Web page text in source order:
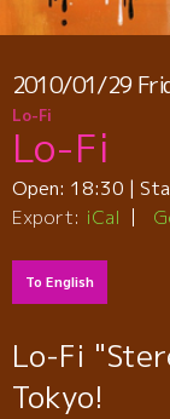
2010/01/29
Lo-Fi
Lo-Fi
Open: 18:30 |
Export: iCal
To English
Lo-Fi
Tokyo!